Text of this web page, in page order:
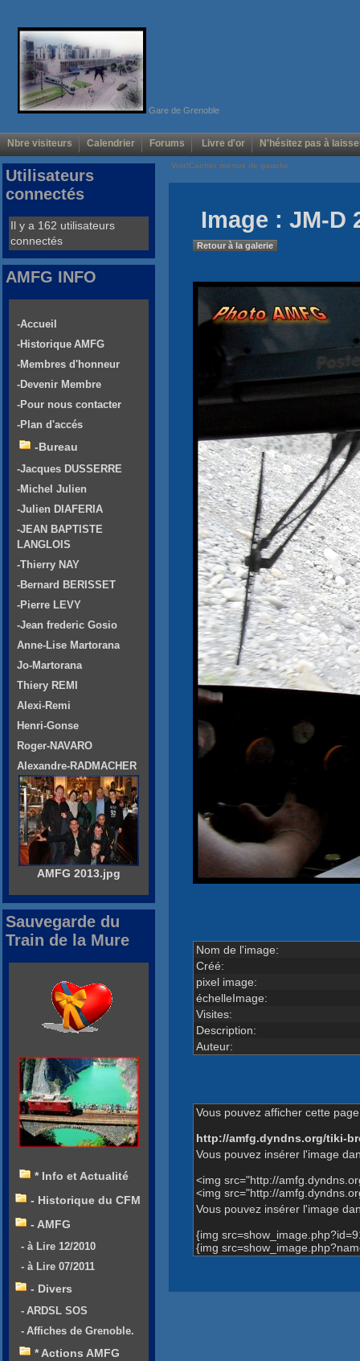
Gare de Grenoble
Nbre visiteurs Calendrier Forums Livre d'or N'hésitez pas à
Voir/Cacher menus de gauche
Image : JM-D
Retour à la galerie
Nom de l'image:
Créé:
pixel image:
échelleImage:
Visites:
Description:
Auteur:
Vous pouvez afficher cette
http://amfg.dyndns.org/tiki-
Vous pouvez insérer l'image
<img src="http://
<img src="http://
Vous pouvez insérer l'image
{img
{img
Utilisateurs
connectés
Il y a 162 utilisateurs
connectés
AMFG INFO
-Accueil
-Historique AMFG
-Membres d'honneur
-Devenir Membre
-Pour nous contacter
-Plan d'accés
-Bureau
-Jacques DUSSERRE
-Michel Julien
-Julien DIAFERIA
-JEAN BAPTISTE
LANGLOIS
-Thierry NAY
-Bernard BERISSET
-Pierre LEVY
-Jean frederic Gosio
Anne-Lise Martorana
Jo-Martorana
Thiery REMI
Alexi-Remi
Henri-Gonse
Roger-NAVARO
Alexandre-RADMACHER
AMFG 2013.jpg
Sauvegarde du
Train de la Mure
* Info et Actualité
- Historique du CFM
- AMFG
- à Lire 12/2010
- à Lire 07/2011
- Divers
- ARDSL SOS
- Affiches de Grenoble.
* Actions AMFG